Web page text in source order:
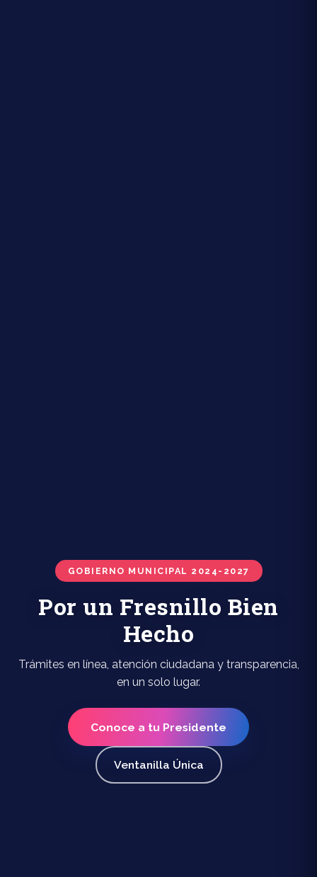
GOBIERNO MUNICIPAL 2024-2027
Por un Fresnillo Bien
Hecho
Trámites en línea, atención ciudadana y transparencia,
en un solo lugar.
Conoce a tu Presidente
Ventanilla Única